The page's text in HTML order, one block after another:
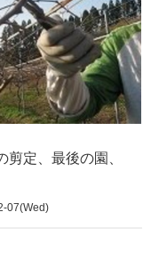
剪定、最後の園、
07(Wed)